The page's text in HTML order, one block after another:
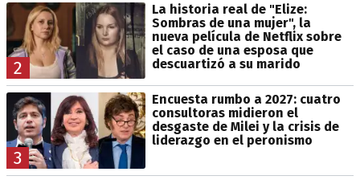
2
La historia real de "Elize:
Sombras de una mujer", la
nueva película de Netflix sobre
el caso de una esposa que
descuartizó a su marido
3
Encuesta rumbo a 2027: cuatro
consultoras midieron el
desgaste de Milei y la crisis de
liderazgo en el peronismo